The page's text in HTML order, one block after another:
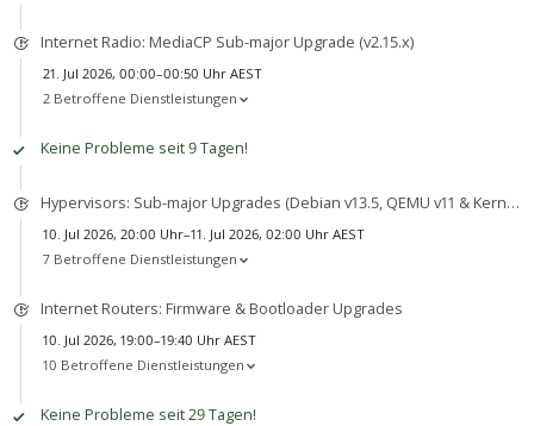
Internet Radio: MediaCP Sub-major Upgrade (v2.15.x)
21. Jul 2026, 00:00–00:50 Uhr AEST
2 Betroffene Dienstleistungen
Keine Probleme seit 9 Tagen!
Hypervisors: Sub-major Upgrades (Debian v13.5, QEMU v11 & Kernel v7)
10. Jul 2026, 20:00 Uhr–11. Jul 2026, 02:00 Uhr AEST
7 Betroffene Dienstleistungen
Internet Routers: Firmware & Bootloader Upgrades
10. Jul 2026, 19:00–19:40 Uhr AEST
10 Betroffene Dienstleistungen
Keine Probleme seit 29 Tagen!